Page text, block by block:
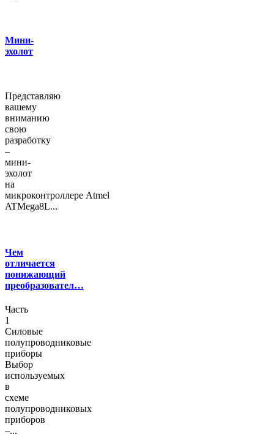
Мини-
эхолот
Представляю
вашему
вниманию
свою
разработку
–
мини-
эхолот
на
микроконтроллере Atmel
ATMega8L...
Чем
отличается
понижающий
преобразовател…
Часть
1
Силовые
полупроводниковые
приборы
Выбор
используемых
в
схеме
полупроводниковых
приборов
–...